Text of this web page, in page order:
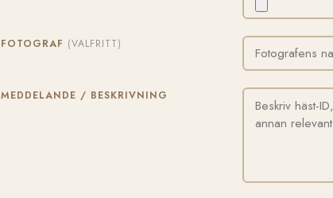
FOTOGRAF (VALFRITT)
MEDDELANDE / BESKRIVNING